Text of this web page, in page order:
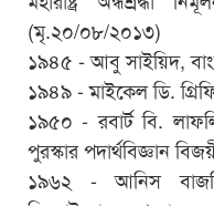
(মৃ.২০/০৮/২০১৩)
১৯৪৫ - আবু সাইয়িদ,
১৯৪৯ - মাইকেল ডি.
১৯৫০ - রবার্ট বি.
পুরস্কার পদার্থবিজ্ঞান
১৯৬২ - আনিস